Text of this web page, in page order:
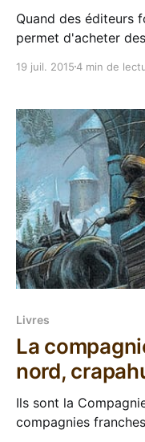
Quand des éditeurs
permet d'acheter
pas spécialement
19 juil. 20154 min de
Livres
La
nord,
Ils sont la
compagnies